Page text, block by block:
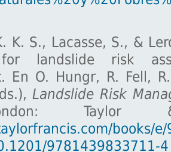
K. S., Lacasse, S., &
landslide risk
En O. Hungr, R. Fell,
Landslide Risk
Taylor
books/
9781439833711-4